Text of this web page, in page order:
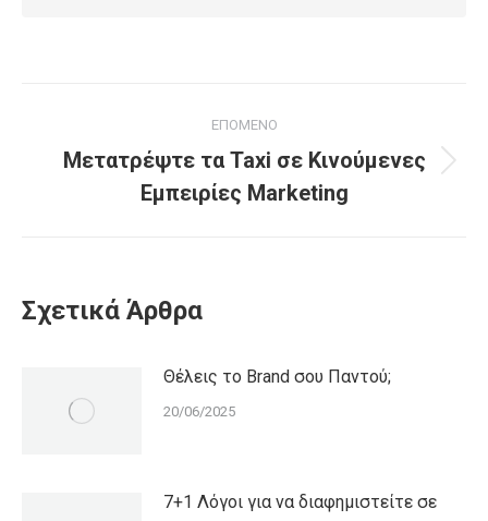
navigation
ΕΠΌΜΕΝΟ
Επόμενο
Άρθρο:
Μετατρέψτε τα Taxi σε Κινούμενες
Εμπειρίες Marketing
Σχετικά Άρθρα
Θέλεις το Brand σου Παντού;
20/06/2025
7+1 Λόγοι για να διαφημιστείτε σε